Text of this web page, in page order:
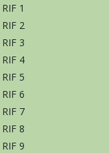
1
2
3
4
5
6
7
8
9